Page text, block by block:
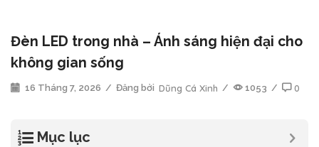
Đèn LED trong nhà – Ánh sáng hiện đại cho
không gian sống
16 Tháng 7, 2026 / Đăng bởi Dũng Cá Xinh / 1053 / 0
Mục lục